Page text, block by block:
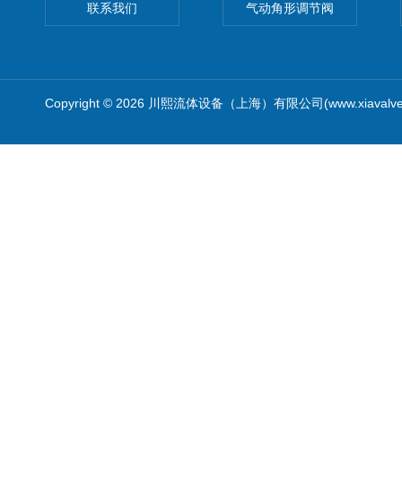
联系我们 气动角形调节阀
Copyright © 2026 川熙流体设备（上海）有限公司